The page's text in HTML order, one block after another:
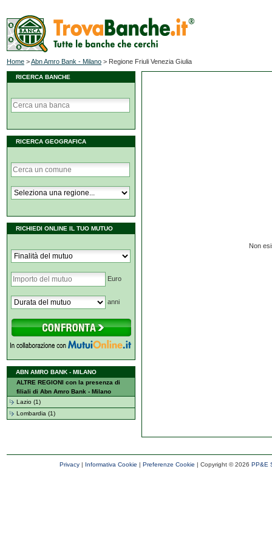
Home >Abn Amro Bank - Milano > Regione Friuli Venezia Giulia
RICERCA BANCHE
RICERCA GEOGRAFICA
RICHIEDI ONLINE IL TUO MUTUO
Euro
anni
ABN AMRO BANK - MILANO
ALTRE REGIONI con la presenza di
filiali di Abn Amro Bank - Milano
Lazio (1)
Lombardia (1)
Non
Privacy| Informativa Cookie | Preferenze Cookie | Copyright ©2026 PP&E